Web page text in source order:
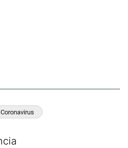
Coronavirus